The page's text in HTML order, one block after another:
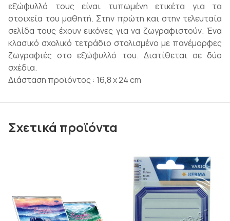
εξώφυλλό τους είναι τυπωμένη ετικέτα για τα
στοιχεία του μαθητή. Στην πρώτη και στην τελευταία
σελίδα τους έχουν εικόνες για να ζωγραφιστούν. Ένα
κλασικό σχολικό τετράδιο στολισμένο με πανέμορφες
ζωγραφιές στο εξώφυλλό του. Διατίθεται σε δύο
σχέδια.
Διάσταση προϊόντος : 16,8 x 24 cm
Σχετικά προϊόντα